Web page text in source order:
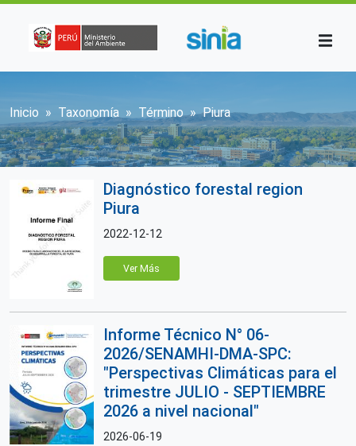
Sobrescribir enlaces de ayuda a la
Inicio Taxonomía Término Piura
Diagnóstico forestal region
Piura
2022-12-12
Ver Más
Informe Técnico N° 06-
2026/SENAMHI-DMA-SPC:
"Perspectivas Climáticas para el
trimestre JULIO - SEPTIEMBRE
2026 a nivel nacional"
2026-06-19